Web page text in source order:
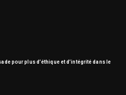
pour plus d’éthique et d’intégrité dans le